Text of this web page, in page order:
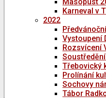
Karneval v
2022
Vystoupení
Rozsvícení
Třebovický
Prolínání
Sochovy
Tábor